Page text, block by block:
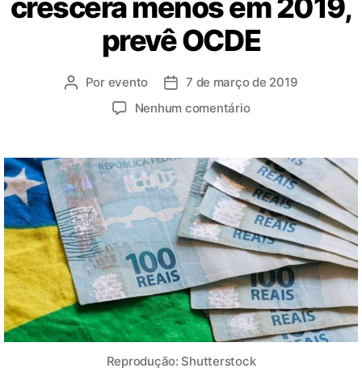
crescerá menos em 2019,
prevê OCDE
Por evento
7 de março de 2019
Nenhum comentário
Reprodução: Shutterstock